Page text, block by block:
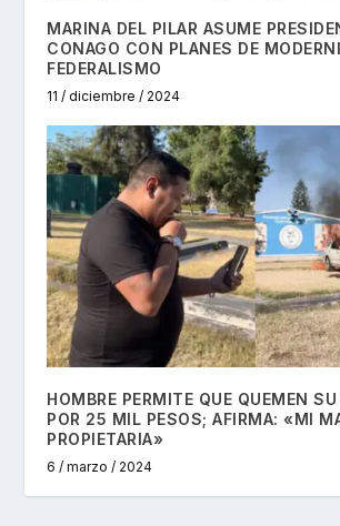
MARINA DEL PILAR ASUME
CONAGO CON PLANES DE
FEDERALISMO
11 / diciembre / 2024
HOMBRE PERMITE QUE QUEMEN
POR 25 MIL PESOS; AFIRMA: «MI
PROPIETARIA»
6 / marzo / 2024